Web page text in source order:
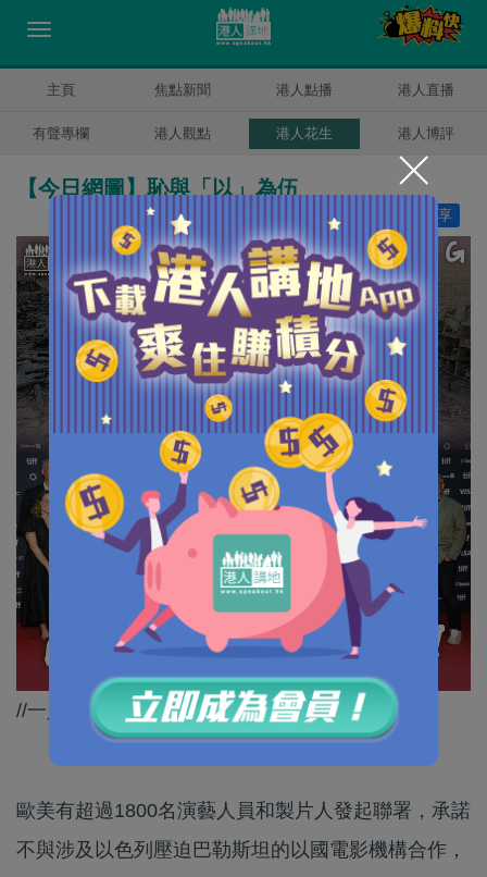
主頁 焦點新聞 港人點播 港人直播
有聲專欄 港人觀點 港人花生 港人博評
【今日網圖】恥與「以」為伍
分享
//一人一LIKE支持咁多位聯署嘅演藝人員！//
歐美有超過1800名演藝人員和製片人發起聯署，承諾
不與涉及以色列壓迫巴勒斯坦的以國電影機構合作，